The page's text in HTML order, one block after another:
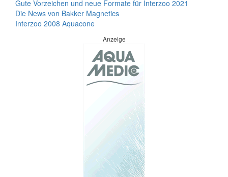
Gute Vorzeichen und neue Formate für Interzoo 2021
Die News von Bakker Magnetics
Interzoo 2008 Aquacone
Anzeige